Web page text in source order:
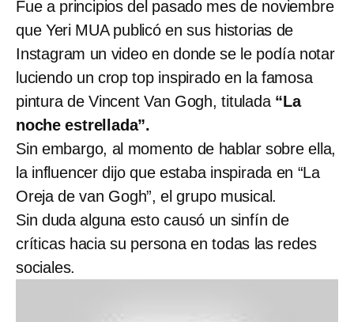
Fue a principios del pasado mes de noviembre
que Yeri MUA publicó en sus historias de
Instagram un video en donde se le podía notar
luciendo un crop top inspirado en la famosa
pintura de Vincent Van Gogh, titulada “La
noche estrellada”.
Sin embargo, al momento de hablar sobre ella,
la influencer dijo que estaba inspirada en “La
Oreja de van Gogh”, el grupo musical.
Sin duda alguna esto causó un sinfín de
críticas hacia su persona en todas las redes
sociales.